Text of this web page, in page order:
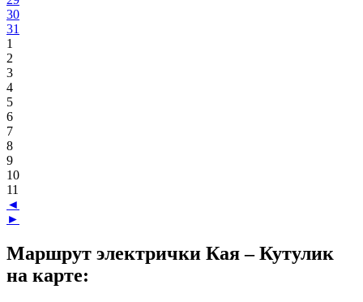
30
31
1
2
3
4
5
6
7
8
9
10
11
◄
►
Маршрут электрички Кая – Кутулик
на карте: